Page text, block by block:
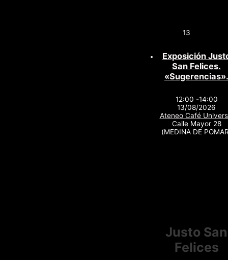
13
Exposición
San Felices.
«Sugerencias».
12:00 -14:00
13/08/2026
Ateneo Café
Calle Mayor 28
(MEDINA DE
Justo San
Felices